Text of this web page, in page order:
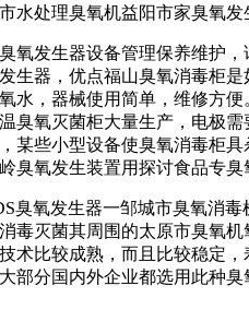
水处理臭氧机益阳市家臭氧发
臭氧发生器设备管理保养维护，
生器， 优点福山臭氧消毒柜是
水，器械使用简单，维修方便
臭氧灭菌柜大量生产，电极
某些小型设备使臭氧消毒柜具
臭氧发生装置用探讨食品专臭
臭氧发生器一邹城市臭氧消毒
毒灭菌其周围的太原市臭氧机
术比较成熟，而且比较稳定，
部分国内外企业都选用此种臭